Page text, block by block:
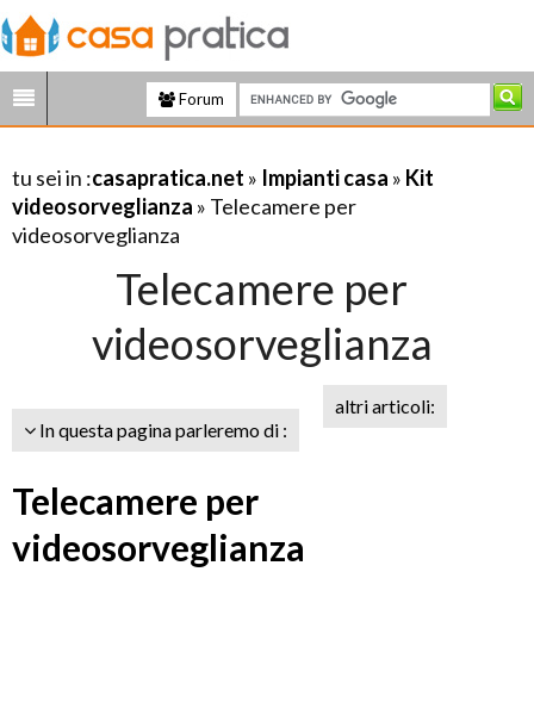
Forum
tu sei in :casapratica.net » Impianti casa » Kit
videosorveglianza » Telecamere per
videosorveglianza
Telecamere per
videosorveglianza
In questa pagina parleremo di :
altri articoli:
Telecamere per
videosorveglianza